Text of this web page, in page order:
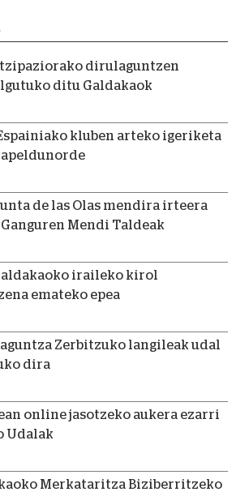
dirulaguntzen
ditu Galdakaok
kluben arteko igeriketa
de las Olas mendira irteera
Mendi Taldeak
iraileko kirol
emateko epea
Zerbitzuko langileak udal
dira
online jasotzeko aukera ezarri
Udalak
Merkataritza Biziberritzeko